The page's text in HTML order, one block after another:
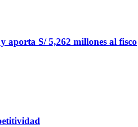
aporta S/ 5,262 millones al fisco